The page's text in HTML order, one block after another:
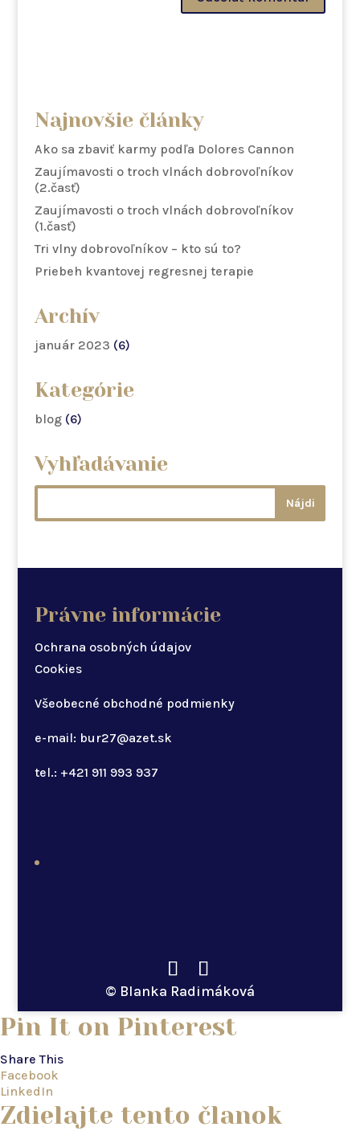
Najnovšie články
Ako sa zbaviť karmy podľa Dolores Cannon
Zaujímavosti o troch vlnách dobrovoľníkov
(2.časť)
Zaujímavosti o troch vlnách dobrovoľníkov
(1.časť)
Tri vlny dobrovoľníkov – kto sú to?
Priebeh kvantovej regresnej terapie
Archív
január 2023 (6)
Kategórie
blog(6)
Vyhľadávanie
Právne informácie
Ochrana osobných údajov
Cookies
Všeobecné obchodné podmienky
e-mail: bur27@azet.sk
tel.: +421 911 993 937
© Blanka Radimáková
Pin It on Pinterest
Share This
Facebook
LinkedIn
Zdielajte tento članok